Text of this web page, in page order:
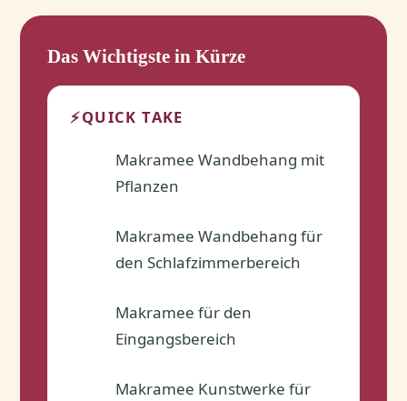
Das Wichtigste in Kürze
⚡QUICK TAKE
Makramee Wandbehang mit
Pflanzen
Makramee Wandbehang für
den Schlafzimmerbereich
Makramee für den
Eingangsbereich
Makramee Kunstwerke für